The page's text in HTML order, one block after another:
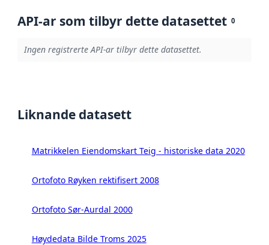
API-ar som tilbyr dette datasettet 0
Ingen registrerte API-ar tilbyr dette datasettet.
Liknande datasett
Matrikkelen Eiendomskart Teig - historiske data 2020
Ortofoto Røyken rektifisert 2008
Ortofoto Sør-Aurdal 2000
Høydedata Bilde Troms 2025